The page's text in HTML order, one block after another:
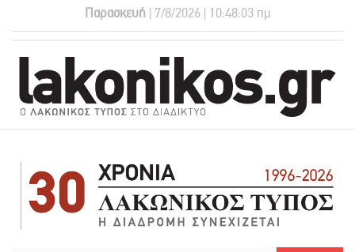
Παρασκευή | 7/8/2026 | 10:48:03 πμ